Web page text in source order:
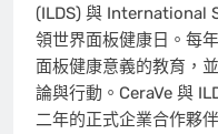
(ILDS) 與 International
領世界面板健康日。每
面板健康意義的教育，
論與行動。CeraVe 與
二年的正式企業合作夥